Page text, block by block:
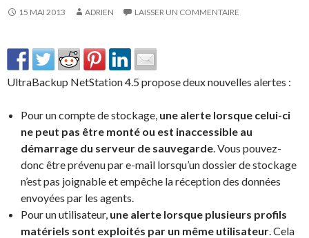
15 MAI 2013 ADRIEN LAISSER UN COMMENTAIRE
UltraBackup NetStation 4.5 propose deux nouvelles alertes :
Pour un compte de stockage, une alerte lorsque celui-ci
ne peut pas être monté ou est inaccessible au
démarrage du serveur de sauvegarde. Vous pouvez-
donc être prévenu par e-mail lorsqu’un dossier de stockage
n’est pas joignable et empêche la réception des données
envoyées par les agents.
Pour un utilisateur, une alerte lorsque plusieurs profils
matériels sont exploités par un même utilisateur. Cela